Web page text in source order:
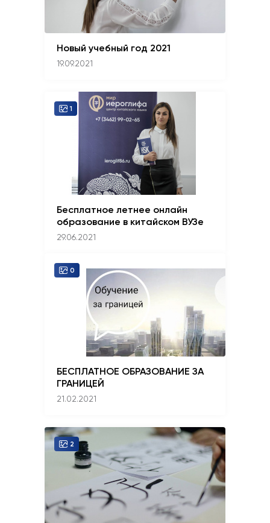
Новый учебный год 2021
19.09.2021
1
Бесплатное летнее онлайн
образование в китайском ВУЗе
29.06.2021
0
БЕСПЛАТНОЕ ОБРАЗОВАНИЕ ЗА
ГРАНИЦЕЙ
21.02.2021
2